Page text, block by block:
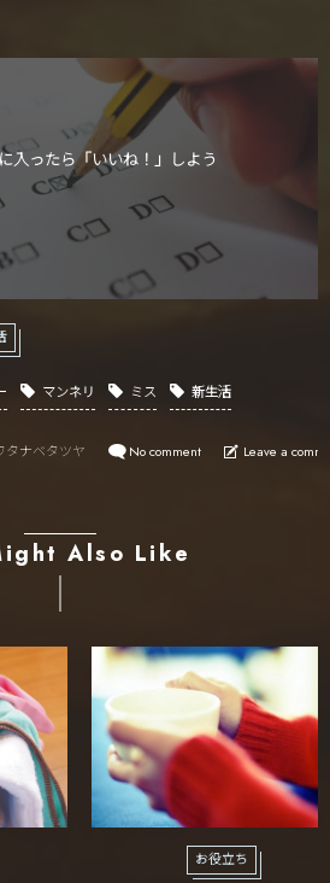
入ったら「いいね！」しよう
マンネリ ミス 新生活
タナベタツヤ No comment Leave a
Also Like
お役立ち